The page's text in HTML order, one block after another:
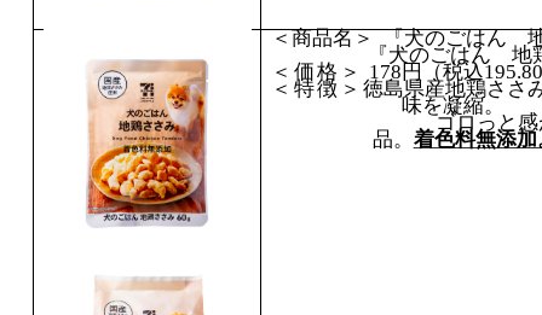
＜商品名＞ 『犬のごはん
『犬のごはん
＜価格＞ 178 円（税込195.80
＜特徴＞ 徳島県産地鶏ささ
味を凝縮。
ゴロっと感があり
品。 着色料無添加